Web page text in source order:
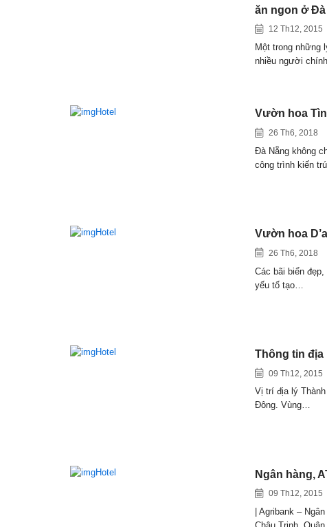
ăn ngon ở Đà
12 Th12, 2015
Một trong những
nhiều người
Vườn hoa
26 Th6, 2018
Đà Nẵng không
công trình kiến
Vườn hoa
26 Th6, 2018
Các bãi biển
yếu tố tạo…
Thông tin
09 Th12, 2015
Vị trí địa lý
Đông. Vùng…
Ngân hàng,
09 Th12, 2015
| Agribank –